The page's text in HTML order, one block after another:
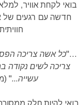
בואי לקחת אוויר,
חדשה עם רגעים של
..."כל אשה צריכה
צריכה לשים נקודה
עשייה..."
בואי להיות חלק